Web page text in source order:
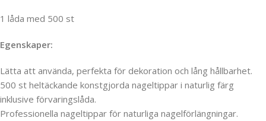
1 låda med 500 st
Egenskaper:
Lätta att använda, perfekta för dekoration och lång hållbarhet.
500 st heltäckande konstgjorda nageltippar i naturlig färg
inklusive förvaringslåda.
Professionella nageltippar för naturliga nagelförlängningar.